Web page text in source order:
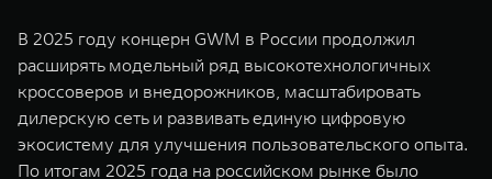
В 2025 году концерн GWM в России продолжил
расширять модельный ряд высокотехнологичных
кроссоверов и внедорожников, масштабировать
дилерскую сеть и развивать единую цифровую
экосистему для улучшения пользовательского опыта.
По итогам 2025 года на российском рынке было